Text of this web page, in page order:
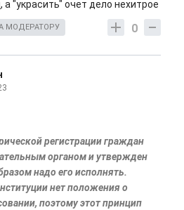
, а "украсить" очет дело нехитрое
0
МОДЕРАТОРУ
регистрации граждан
органом и утвержден
надо его исполнять.
нет положения о
поэтому этот принцип